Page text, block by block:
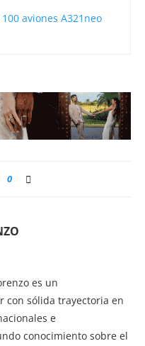
aviones A321neo
0
es un
con sólida trayectoria en
e
conocimiento sobre el